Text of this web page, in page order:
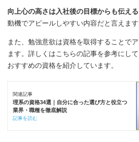
向上心の高さは入社後の目標からも伝え
動機でアピールしやすい内容だと言えます
また、勉強意欲は資格を取得することで
ます。詳しくはこちらの記事を参考にし
おすすめの資格を紹介しています。
関連記事
理系の資格34選｜自分に合った選び方と役立つ
業界・職種を徹底解説
記事を読む